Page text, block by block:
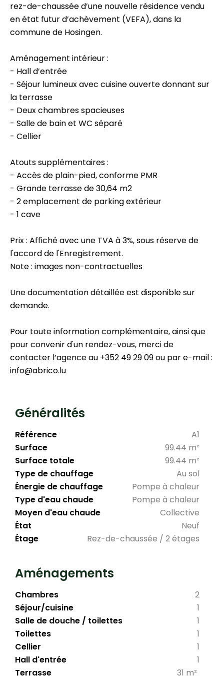
rez-de-chaussée d’une nouvelle résidence vendu
en état futur d’achèvement (VEFA), dans la
commune de Hosingen.
Aménagement intérieur :
- Hall d’entrée
- Séjour lumineux avec cuisine ouverte donnant sur
la terrasse
- Deux chambres spacieuses
- Salle de bain et WC séparé
- Cellier
Atouts supplémentaires :
- Accès de plain-pied, conforme PMR
- Grande terrasse de 30,64 m2
- 2 emplacement de parking extérieur
- 1 cave
Prix : Affiché avec une TVA à 3%, sous réserve de
l'accord de l'Enregistrement.
Note : images non-contractuelles
Une documentation détaillée est disponible sur
demande.
Pour toute information complémentaire, ainsi que
pour convenir d'un rendez-vous, merci de
contacter l’agence au +352 49 29 09 ou par e-mail :
info@abrico.lu
Généralités
Référence
A1
Surface
99.44 m²
Surface totale
99.44 m²
Type de chauffage
Au sol
Énergie de chauffage
Pompe à chaleur
Type d'eau chaude
Pompe à chaleur
Moyen d'eau chaude
Collective
État
Neuf
Étage
Rez-de-chaussée / 2 étages
Aménagements
2
Chambres
1
Séjour/cuisine
1
Salle de douche / toilettes
1
Toilettes
1
Cellier
1
Hall d'entrée
Terrasse
31 m²